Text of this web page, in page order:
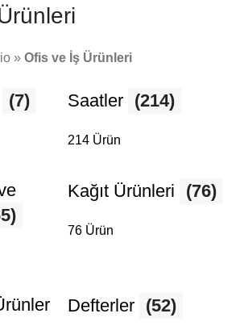
» Ofis ve İş Ürünleri
(7) Saatler (214)
214 Ürün
Kağıt Ürünleri (76)
76 Ürün
Defterler (52)